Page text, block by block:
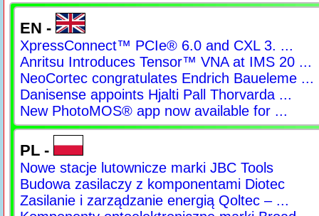
EN -
XpressConnect™ PCIe® 6.0 and CXL 3. ...
Anritsu Introduces Tensor™ VNA at IMS 20 ...
NeoCortec congratulates Endrich Baueleme ...
Danisense appoints Hjalti Pall Thorvarda ...
New PhotoMOS® app now available for ...
PL -
Nowe stacje lutownicze marki JBC Tools
Budowa zasilaczy z komponentami Diotec
Zasilanie i zarządzanie energią Qoltec – ...